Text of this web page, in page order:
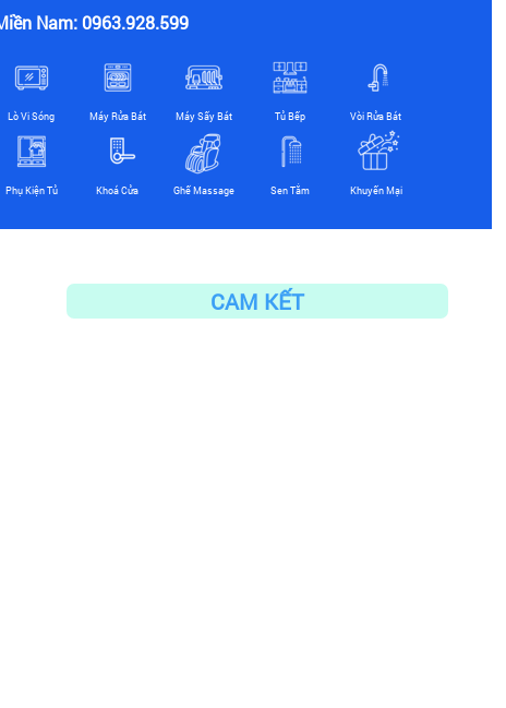
Nam: 0963.928.599
Lò Vi Sóng Máy Rửa Bát Máy Sấy Bát Tủ Bếp Vòi Rửa Bát
Phụ Kiện Tủ Khoá Cửa Ghế Massage Sen Tắm Khuyến Mại
CAM KẾT